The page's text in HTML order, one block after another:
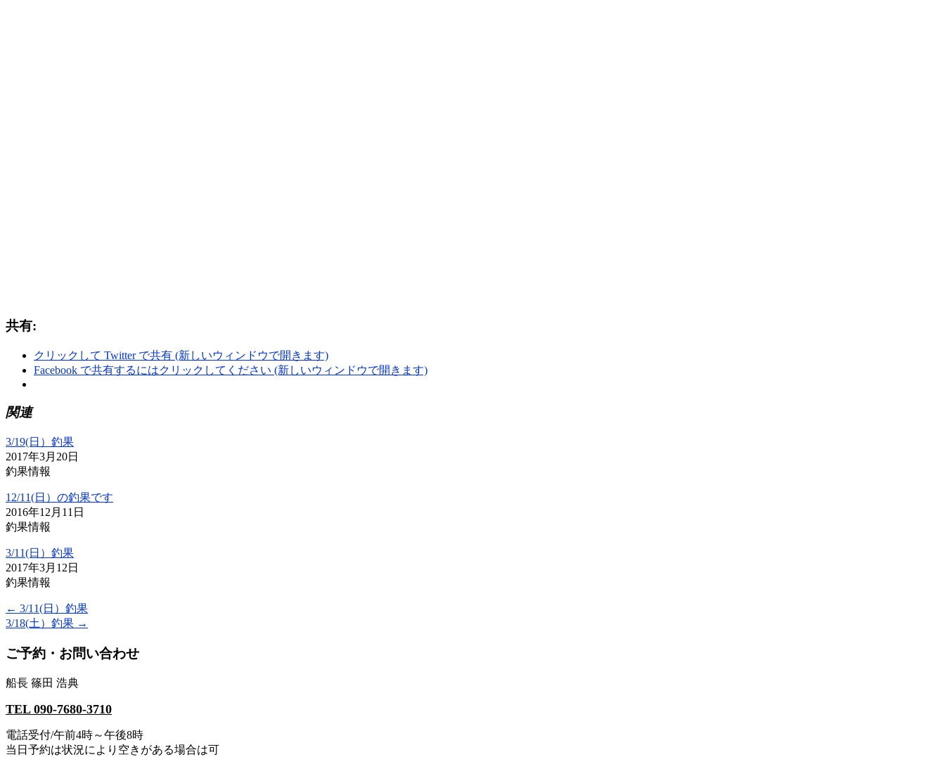
共有:
クリックして Twitter で共有 (新しいウィンドウで開きます)
Facebook で共有するにはクリックしてください (新しいウィンドウで開きます)
関連
3/19(日）釣果
2017年3月20日
釣果情報
12/11(日）の釣果です
2016年12月11日
釣果情報
3/11(日）釣果
2017年3月12日
釣果情報
← 3/11(日）釣果
3/18(土）釣果 →
ご予約・お問い合わせ
船長 篠田 浩典
TEL 090-7680-3710
電話受付/午前4時～午後8時
当日予約は状況により空きがある場合は可